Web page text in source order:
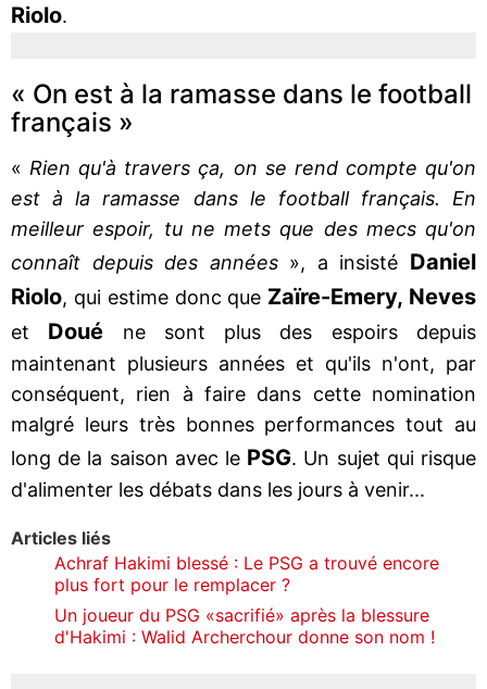
Riolo.
« On est à la ramasse dans le football
français »
« Rien qu'à travers ça, on se rend compte qu'on
est à la ramasse dans le football français. En
meilleur espoir, tu ne mets que des mecs qu'on
connaît depuis des années », a insisté Daniel
Riolo, qui estime donc que Zaïre-Emery, Neves
et Doué ne sont plus des espoirs depuis
maintenant plusieurs années et qu'ils n'ont, par
conséquent, rien à faire dans cette nomination
malgré leurs très bonnes performances tout au
long de la saison avec le PSG. Un sujet qui risque
d'alimenter les débats dans les jours à venir...
Articles liés
Achraf Hakimi blessé : Le PSG a trouvé encore
plus fort pour le remplacer ?
Un joueur du PSG «sacrifié» après la blessure
d'Hakimi : Walid Archerchour donne son nom !